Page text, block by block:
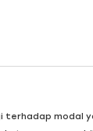
terhadap modal